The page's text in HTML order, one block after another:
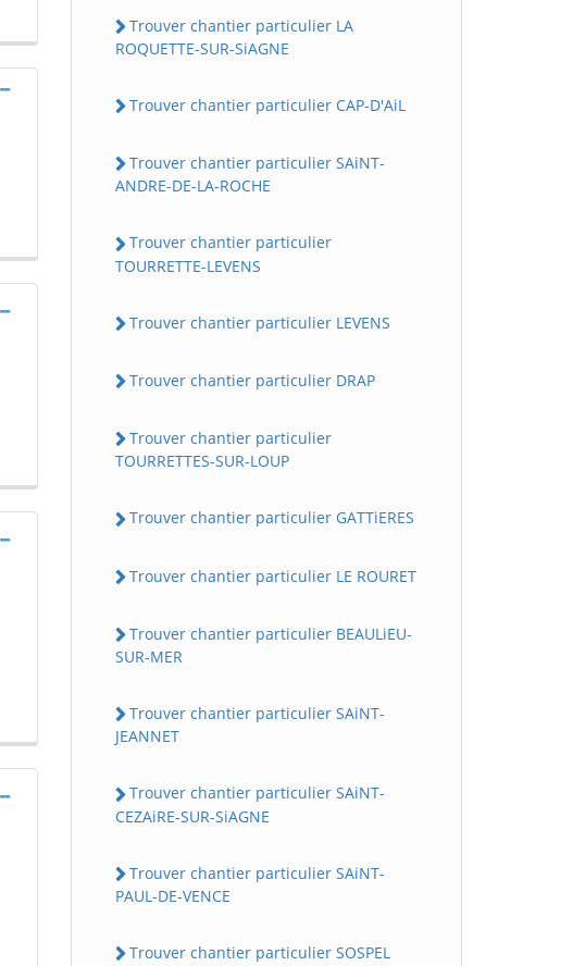
Trouver chantier particulier LA
ROQUETTE-SUR-SiAGNE
Trouver chantier particulier CAP-D'AiL
Trouver chantier particulier SAiNT-
ANDRE-DE-LA-ROCHE
Trouver chantier particulier
TOURRETTE-LEVENS
Trouver chantier particulier LEVENS
Trouver chantier particulier DRAP
Trouver chantier particulier
TOURRETTES-SUR-LOUP
Trouver chantier particulier GATTiERES
Trouver chantier particulier LE ROURET
Trouver chantier particulier BEAULiEU-
SUR-MER
Trouver chantier particulier SAiNT-
JEANNET
Trouver chantier particulier SAiNT-
CEZAiRE-SUR-SiAGNE
Trouver chantier particulier SAiNT-
PAUL-DE-VENCE
Trouver chantier particulier SOSPEL